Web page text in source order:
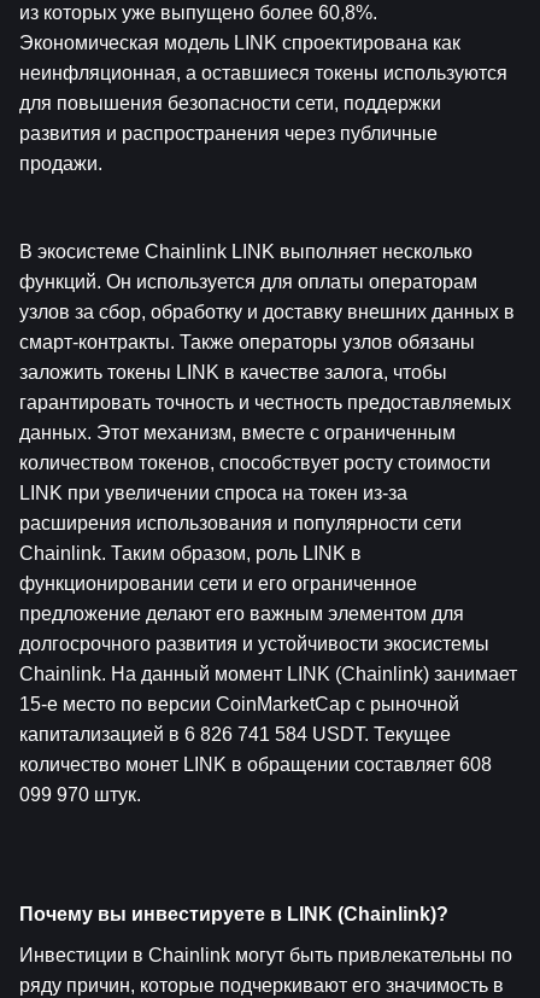
из которых уже выпущено более 60,8%.
Экономическая модель LINK спроектирована как
неинфляционная, а оставшиеся токены используются
для повышения безопасности сети, поддержки
развития и распространения через публичные
продажи.
В экосистеме Chainlink LINK выполняет несколько
функций. Он используется для оплаты операторам
узлов за сбор, обработку и доставку внешних данных в
смарт-контракты. Также операторы узлов обязаны
заложить токены LINK в качестве залога, чтобы
гарантировать точность и честность предоставляемых
данных. Этот механизм, вместе с ограниченным
количеством токенов, способствует росту стоимости
LINK при увеличении спроса на токен из-за
расширения использования и популярности сети
Chainlink. Таким образом, роль LINK в
функционировании сети и его ограниченное
предложение делают его важным элементом для
долгосрочного развития и устойчивости экосистемы
Chainlink. На данный момент LINK (Chainlink) занимает
15-е место по версии CoinMarketCap с рыночной
капитализацией в 6 826 741 584 USDT. Текущее
количество монет LINK в обращении составляет 608
099 970 штук.
Почему вы инвестируете в LINK (Chainlink)?
Инвестиции в Chainlink могут быть привлекательны по
ряду причин, которые подчеркивают его значимость в